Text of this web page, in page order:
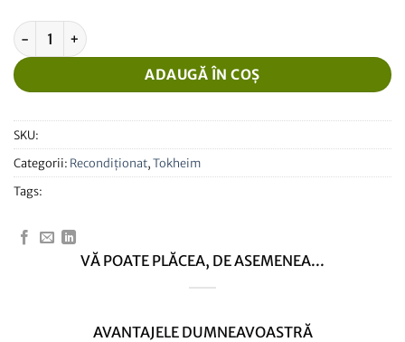
Cantitate Modul Tokheim WWC Kienzle recondiționat
ADAUGĂ ÎN COȘ
SKU:
Categorii: Recondiționat,Tokheim
Tags:
VĂ POATE PLĂCEA, DE ASEMENEA...
AVANTAJELE DUMNEAVOASTRĂ